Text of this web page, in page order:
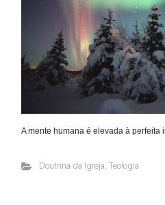
A mente humana é elevada à
Doutrina da Igreja, Teologia